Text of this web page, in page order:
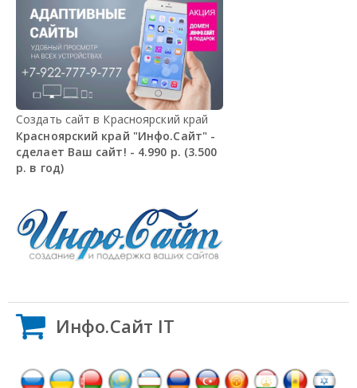
Создать сайт в Красноярский край
Красноярский край "Инфо.Сайт" -
сделает Ваш сайт! - 4.990 р. (3.500
р. в год)
Инфо.Сайт IT